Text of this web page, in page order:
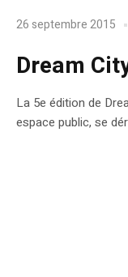
26 septembre 2015
Dream
La 5e édition de
espace public, se